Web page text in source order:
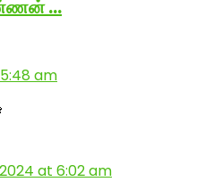
…
am
at 6:02 am